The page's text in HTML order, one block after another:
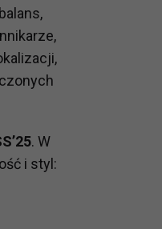
. W
i styl: